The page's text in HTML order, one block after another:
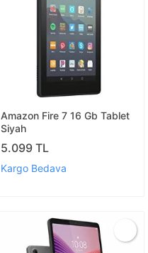
Amazon Fire 7 16 Gb Tablet
Siyah
5.099 TL
Kargo Bedava